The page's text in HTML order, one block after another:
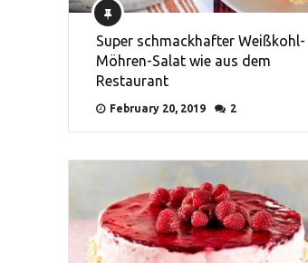
Super schmackhafter Weißkohl-
Möhren-Salat wie aus dem
Restaurant
February 20, 2019 2